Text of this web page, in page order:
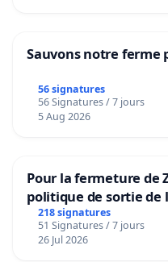
Sauvons notre ferme
56 signatures
56 Signatures / 7 jours
5 Aug 2026
Pour la fermeture de
politique de sortie de
218 signatures
51 Signatures / 7 jours
26 Jul 2026